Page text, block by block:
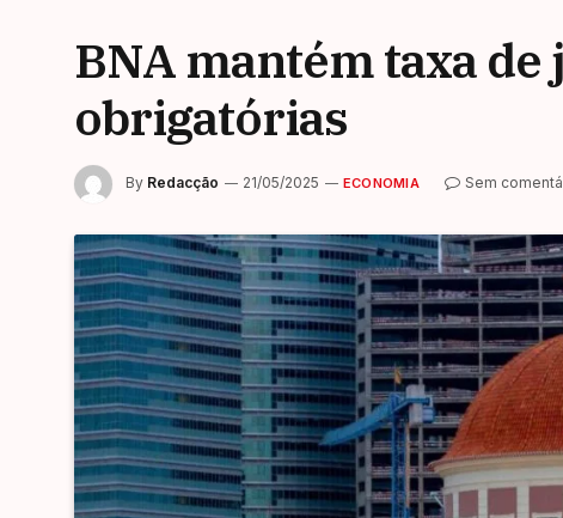
BNA mantém taxa
obrigatórias
By Redacção 21/05/2025 ECONOMIA Sem